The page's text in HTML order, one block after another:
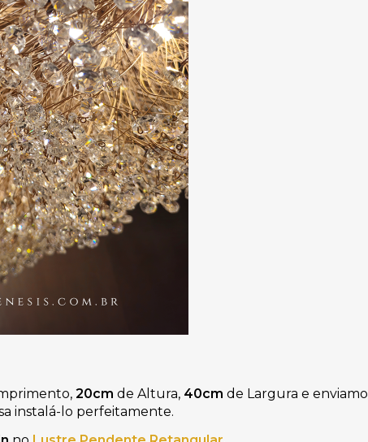
20cm de Altura, 40cm de Largura e
instalá-lo perfeitamente.